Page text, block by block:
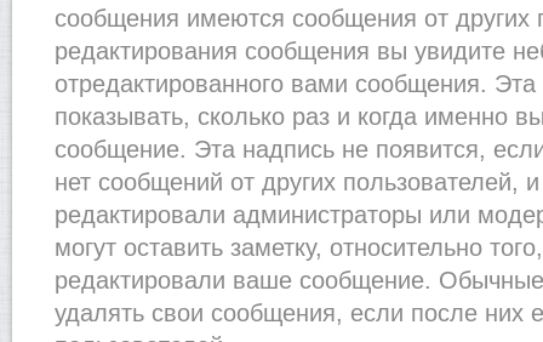
сообщения имеются сообщения от других
редактирования сообщения вы увидите
отредактированного вами сообщения. Эта
показывать, сколько раз и когда именно
сообщение. Эта надпись не появится,
нет сообщений от других пользователей,
редактировали администраторы или
могут оставить заметку, относительно
редактировали ваше сообщение. Обычные
удалять свои сообщения, если после них